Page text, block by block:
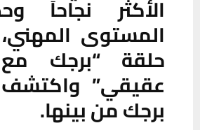
الأكثر نجاحاً
المستوى
حلقة “برجك
عقيقي”
برجك من بينها.